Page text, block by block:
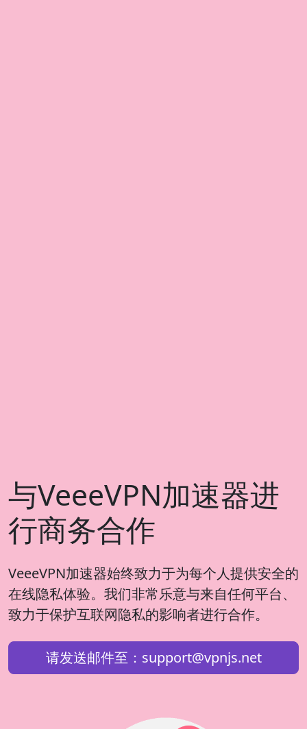
与VeeeVPN加速器进
行商务合作
VeeeVPN加速器始终致力于为每个人提供安全的
在线隐私体验。我们非常乐意与来自任何平台、
致力于保护互联网隐私的影响者进行合作。
请发送邮件至： support@vpnjs.net